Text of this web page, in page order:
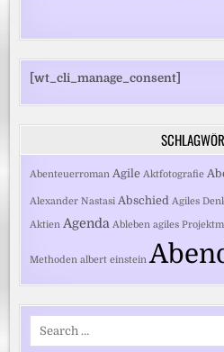
[wt_cli_manage_consent]
Abenteuerroman Agile Aktfotografie
Alexander Nastasi Abschied Agiles
Aktien Agenda Ableben agiles
Methoden albert einstein
Search